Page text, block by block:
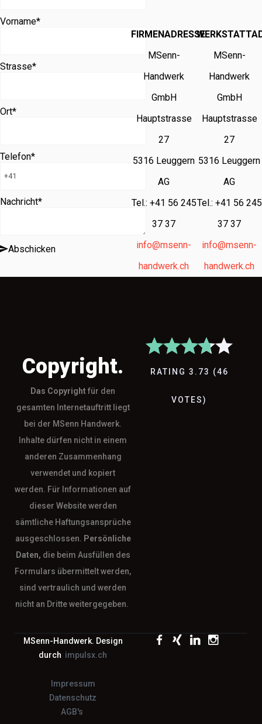
Vorname*
Strasse*
Ort*
Telefon*
Nachricht*
Abschicken
FIRMENADRESSE
MSenn-
Handwerk
GmbH
Hauptstrasse
27
5316 Leuggern
AG
Tel.: +41 56 245
37 37
info@msenn-
handwerk.ch
MSenn-
Handwerk
GmbH
Hauptstrasse
27
5316 Leuggern
AG
Tel.: +41 56 245
37 37
info@msenn-
handwerk.ch
Copyright.
Das Copyrightfür den
gesamten Internetauftritt liegt
bei der MSenn Handwerk.
Inhalte dürfen nicht in einem
anderen Zusammenhang
verwendet und kopiert
werden. Für Informationen auf
dieser Website werden
sämtliche Haftungsansprüche
ausgeschlossen. Persönliche
Daten, die beim Ausfüllen des
Formulars übermittelt werden,
sind vertraulich und werden
nicht an Dritte weitergegeben.
RATING 3.73 (46
VOTES)
MSenn-Handwerk. Design
durch impulsx.ch
Impressum
Datenschutz
AGB's